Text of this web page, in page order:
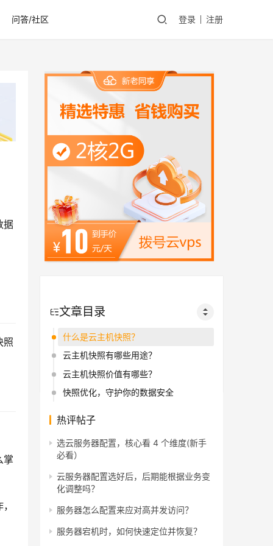
问答/社区 登录 注册
据
照
掌
文章目录
什么是云主机快照？
云主机快照有哪些用途？
云主机快照价值有哪些？
快照优化，守护你的数据安全
热评帖子
选云服务器配置，核心看 4 个维度(新手
必看）
云服务器配置选好后，后期能根据业务变
化调整吗？
服务器怎么配置来应对高并发访问？
服务器宕机时，如何快速定位并恢复？